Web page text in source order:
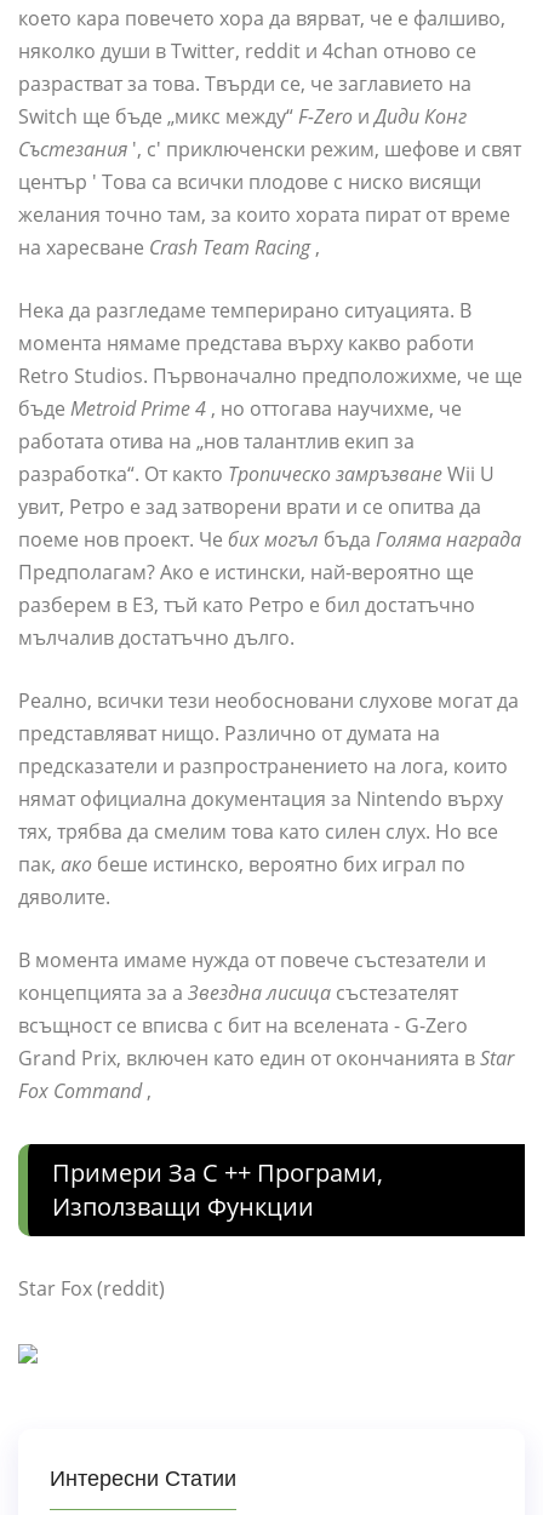
което кара повечето хора да вярват, че е фалшиво,
няколко души в Twitter, reddit и 4chan отново се
разрастват за това. Твърди се, че заглавието на
Switch ще бъде „микс между“F-Zero иДиди Конг
Състезания ', с' приключенски режим, шефове и свят
център ' Това са всички плодове с ниско висящи
желания точно там, за които хората пират от време
на харесване Crash Team Racing,
Нека да разгледаме темперирано ситуацията. В
момента нямаме представа върху какво работи
Retro Studios. Първоначално предположихме, че ще
бъде Metroid Prime 4 , но оттогава научихме, че
работата отива на „нов талантлив екип за
разработка“. От както Тропическо замръзванеWii U
увит, Ретро е зад затворени врати и се опитва да
поеме нов проект. Че бих могъл бъда Голяма награда
Предполагам? Ако е истински, най-вероятно ще
разберем в E3, тъй като Ретро е бил достатъчно
мълчалив достатъчно дълго.
Реално, всички тези необосновани слухове могат да
представляват нищо. Различно от думата на
предсказатели и разпространението на лога, които
нямат официална документация за Nintendo върху
тях, трябва да смелим това като силен слух. Но все
пак, ако беше истинско, вероятно бих играл по
дяволите.
В момента имаме нужда от повече състезатели и
концепцията за a Звездна лисица състезателят
всъщност се вписва с бит на вселената - G-Zero
Grand Prix, включен като един от окончанията вStar
Fox Command,
Примери За C ++ Програми,
Използващи Функции
Star Fox (reddit)
Интересни Статии